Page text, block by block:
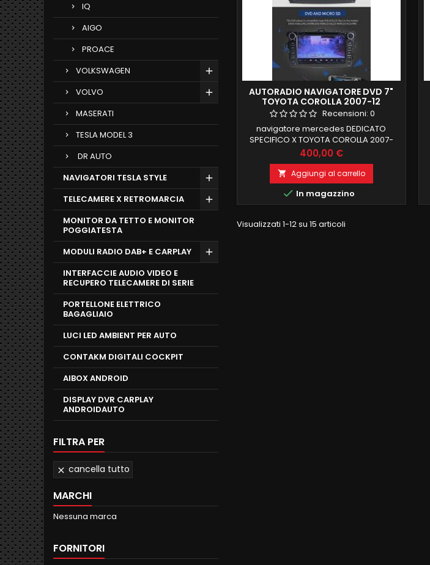
IQ
AIGO
PROACE
VOLKSWAGEN
VOLVO
MASERATI
TESLA MODEL 3
DR AUTO
NAVIGATORI TESLA STYLE
TELECAMERE X RETROMARCIA
MONITOR DA TETTO E MONITOR
POGGIATESTA
MODULI RADIO DAB+ E CARPLAY
INTERFACCIE AUDIO VIDEO E
RECUPERO TELECAMERE DI SERIE
PORTELLONE ELETTRICO
BAGAGLIAIO
LUCI LED AMBIENT PER AUTO
CONTAKM DIGITALI COCKPIT
AIBOX ANDROID
DISPLAY DVR CARPLAY
ANDROIDAUTO
FILTRA PER
 cancella tutto
MARCHI
Nessuna marca
FORNITORI
AUTORADIO NAVIGATORE DVD 7"
TOYOTA COROLLA 2007-12
ANDROID 9 2GB RAM 32 GB ROM
OCTACORE
Recensioni: 0
navigatore mercedes DEDICATO
SPECIFICO X TOYOTA COROLLA 2007-
12android 9 , il MIGLIORE MODELLO IN
COMMERCIO2 GB RAM 32 GB ROM
FUNZIONE MIRRORLINK WIFI
INTEGRATO BLUETOOTH INTEGRATO
ingresso camera e aux
Prezzo
400,00 €
 Aggiungi al carrello
 In magazzino
Visualizzati 1-12 su 15 articoli